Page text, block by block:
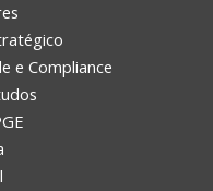
e Compliance